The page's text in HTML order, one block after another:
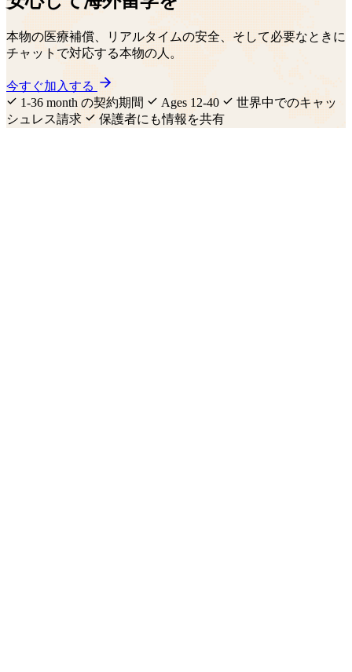
本物の医療補償、リアルタイムの安全、そして必要なときに
チャットで対応する本物の人。
今すぐ加入する
1-36 month の契約期間
Ages 12-40
世界中でのキャッ
シュレス請求
保護者にも情報を共有